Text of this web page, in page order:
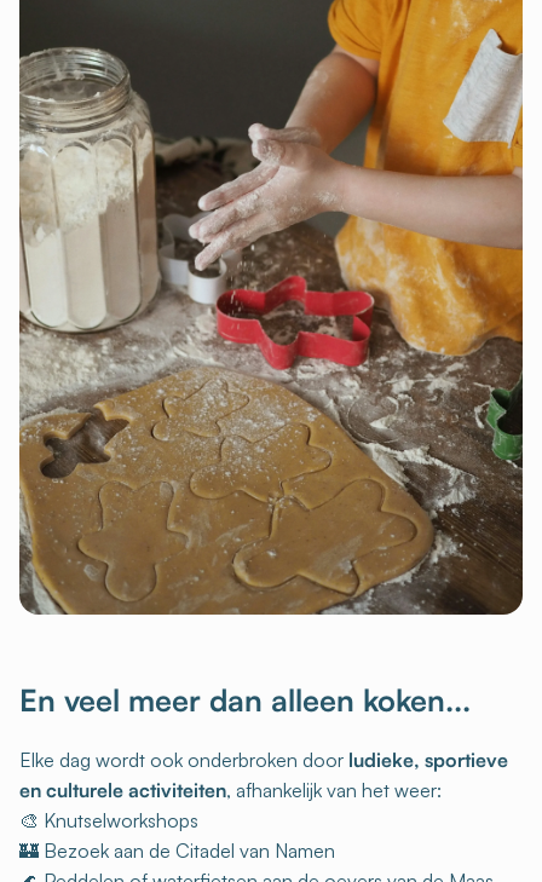
En veel meer dan alleen koken...
Elke dag wordt ook onderbroken door ludieke, sportieve
en culturele activiteiten, afhankelijk van het weer:
🎨 Knutselworkshops
🏰 Bezoek aan de Citadel van Namen